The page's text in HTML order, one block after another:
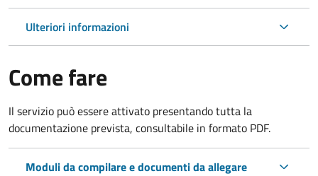
Ulteriori informazioni
Come fare
Il servizio può essere attivato presentando tutta la
documentazione prevista, consultabile in formato PDF.
Moduli da compilare e documenti da allegare